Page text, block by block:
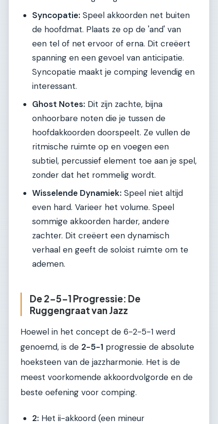
Syncopatie: Speel akkoorden net buiten
de hoofdmat. Plaats ze op de 'and' van
een tel of net ervoor of erna. Dit creëert
spanning en een gevoel van anticipatie.
Syncopatie maakt je comping levendig en
interessant.
Ghost Notes: Dit zijn zachte, bijna
onhoorbare noten die je tussen de
hoofdakkoorden doorspeelt. Ze vullen de
ritmische ruimte op en voegen een
subtiel, percussief element toe aan je spel,
zonder dat het rommelig wordt.
Wisselende Dynamiek: Speel niet altijd
even hard. Varieer het volume. Speel
sommige akkoorden harder, andere
zachter. Dit creëert een dynamisch
verhaal en geeft de soloist ruimte om te
ademen.
De 2-5-1 Progressie: De
Ruggengraat van Jazz
Hoewel in het concept de 6-2-5-1 werd
genoemd, is de 2-5-1 progressie de absolute
hoeksteen van de jazzharmonie. Het is de
meest voorkomende akkoordvolgorde en de
beste oefening voor comping.
2: Het ii-akkoord (een mineur